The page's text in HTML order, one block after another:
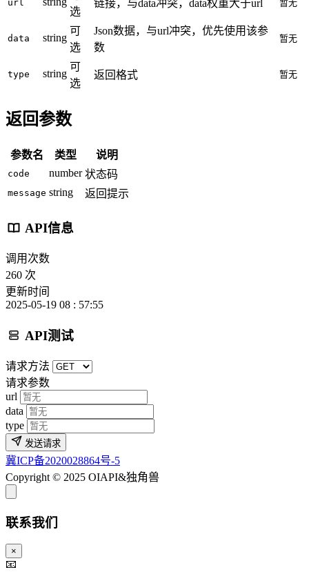
url
选
链接，与data冲突，data权重大于url 暂无
data string
可
选
Json数据，与url冲突，优先使用该参
数
暂无
type string
可
选
返回格式 暂无
返回参数
参数名 类型 说明
code number 状态码
message string 返回提示
API信息
调用次数
260 次
更新时间
2025-05-19 08 : 57:55
API测试
请求方法
请求参数
url
data
type
发送请求
冀ICP备2020028864号-5
Copyright © 2025 OIAPI&独角兽
联系我们
×
📧